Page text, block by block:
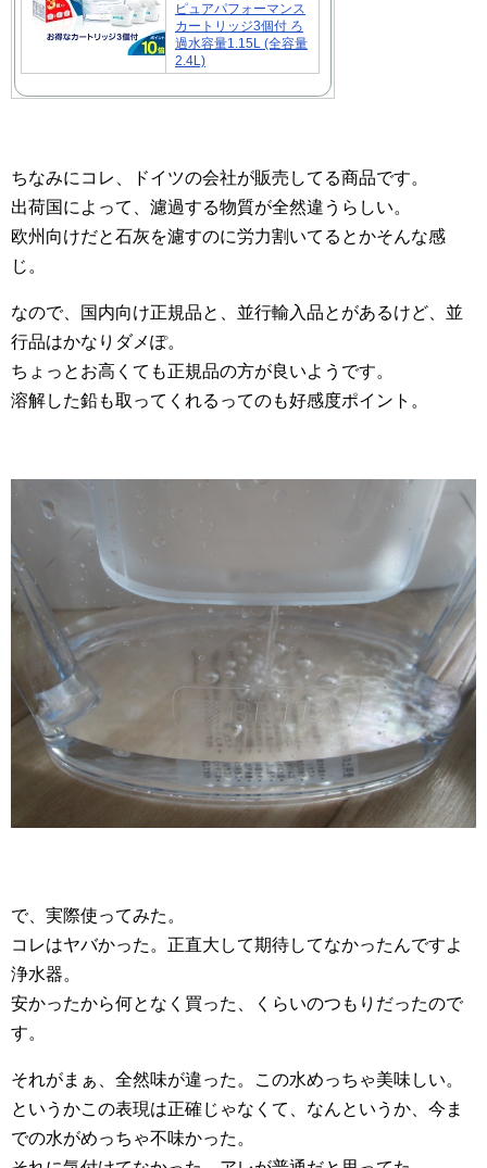
ピュアパフォーマンス
カートリッジ3個付 ろ
過水容量1.15L (全容量
2.4L)
ちなみにコレ、ドイツの会社が販売してる商品です。
出荷国によって、濾過する物質が全然違うらしい。
欧州向けだと石灰を濾すのに労力割いてるとかそんな感
じ。
なので、国内向け正規品と、並行輸入品とがあるけど、並
行品はかなりダメぽ。
ちょっとお高くても正規品の方が良いようです。
溶解した鉛も取ってくれるってのも好感度ポイント。
で、実際使ってみた。
コレはヤバかった。正直大して期待してなかったんですよ
浄水器。
安かったから何となく買った、くらいのつもりだったので
す。
それがまぁ、全然味が違った。この水めっちゃ美味しい。
というかこの表現は正確じゃなくて、なんというか、今ま
での水がめっちゃ不味かった。